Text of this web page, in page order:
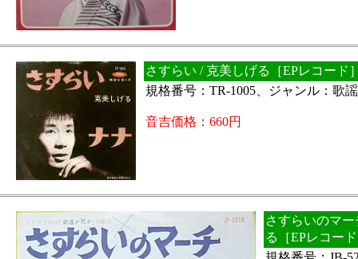
さすらい / 克美しげる［EPレコード
規格番号：TR-1005、ジャンル：歌
音吉価格：660円
さすらいのマ
る［EPレコー